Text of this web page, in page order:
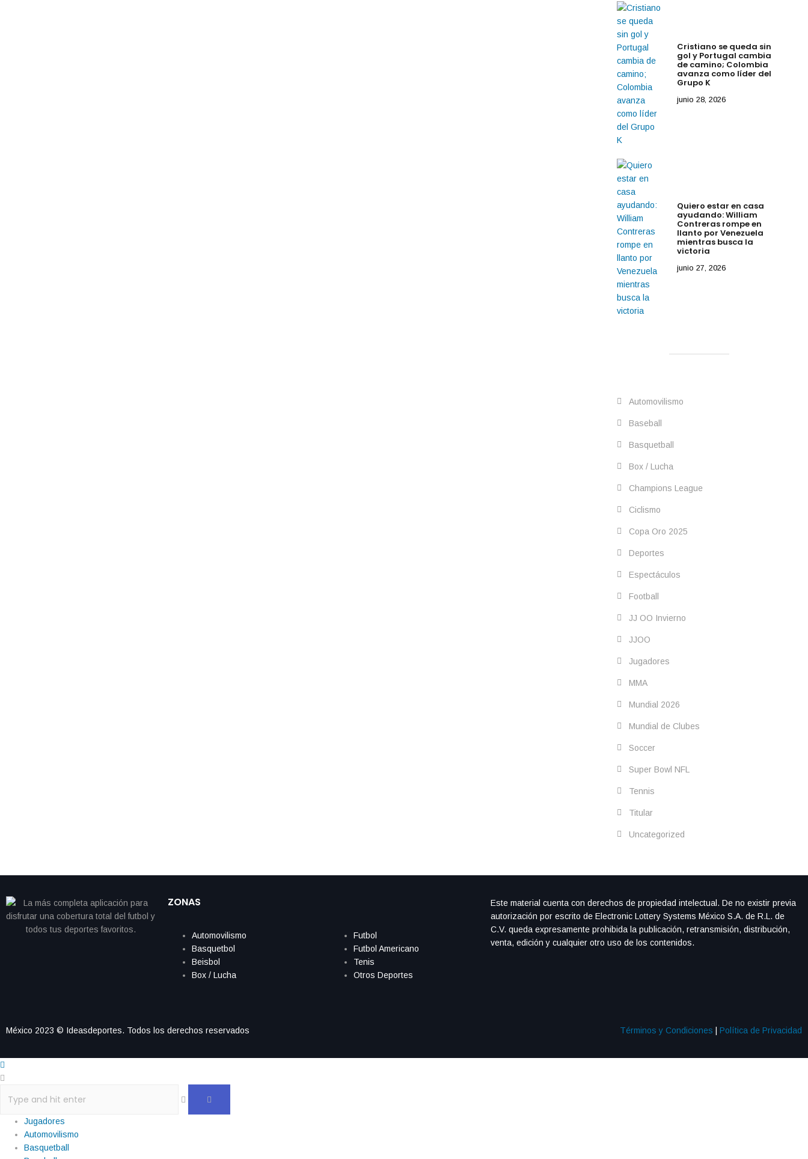
Cristiano se queda sin
gol y Portugal cambia
de camino; Colombia
avanza como líder del
Grupo K
junio 28, 2026
Quiero estar en casa
ayudando: William
Contreras rompe en
llanto por Venezuela
mientras busca la
victoria
junio 27, 2026
Automovilismo
Baseball
Basquetball
Box / Lucha
Champions League
Ciclismo
Copa Oro 2025
Deportes
Espectáculos
Football
JJ OO Invierno
JJOO
Jugadores
MMA
Mundial 2026
Mundial de Clubes
Soccer
Super Bowl NFL
Tennis
Titular
Uncategorized
ZONAS
Automovilismo
Basquetbol
Beisbol
Box / Lucha
Futbol
Futbol Americano
Tenis
Otros Deportes
Este material cuenta con derechos de propiedad intelectual. De no existir previa
autorización por escrito de Electronic Lottery Systems México S.A. de R.L. de
C.V. queda expresamente prohibida la publicación, retransmisión, distribución,
venta, edición y cualquier otro uso de los contenidos.
México 2023 © Ideasdeportes. Todos los derechos reservados Términos y Condiciones Política de Privacidad
Jugadores
Automovilismo
Basquetball